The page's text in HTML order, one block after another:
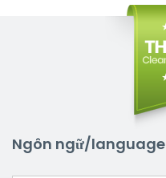
Ngôn ngữ/language